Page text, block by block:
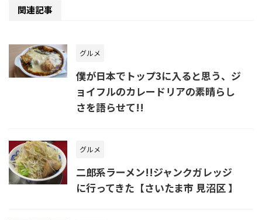
関連記事
グルメ
僕が日本でトップ3に入ると思う、ジ
ョイフルのカレードリアの素晴らし
さを語らせて!!
グルメ
二郎系ラーメン!!ジャンクガレッジ
に行ってきた【さいたま市 見沼区 】